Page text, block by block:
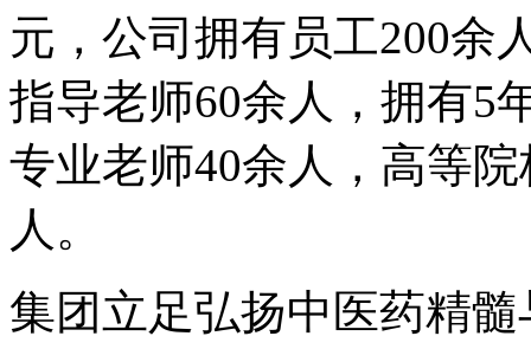
元，公司拥有员工200余
指导老师60余人，拥有5
专业老师40余人，高等
人。
集团立足弘扬中医药精